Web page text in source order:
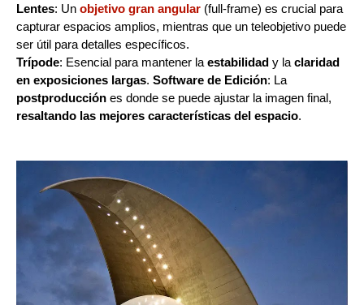
Lentes: Un objetivo gran angular (full-frame) es crucial para
capturar espacios amplios, mientras que un teleobjetivo puede
ser útil para detalles específicos.
Trípode: Esencial para mantener la estabilidad y la claridad
en exposiciones largas. Software de Edición: La
postproducción es donde se puede ajustar la imagen final,
resaltando las mejores características del espacio.